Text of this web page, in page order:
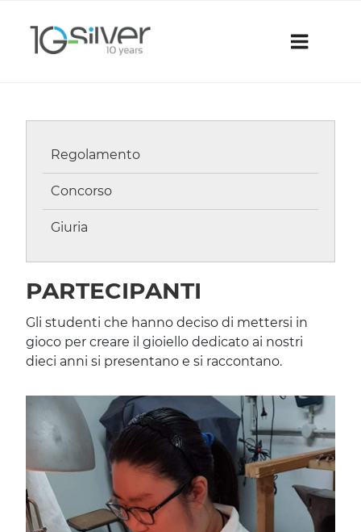
content
PARTECIPANTI
Gli studenti che hanno deciso di mettersi in
gioco per creare il gioiello dedicato ai nostri
dieci anni si presentano e si raccontano.
Regolamento
Concorso
Giuria